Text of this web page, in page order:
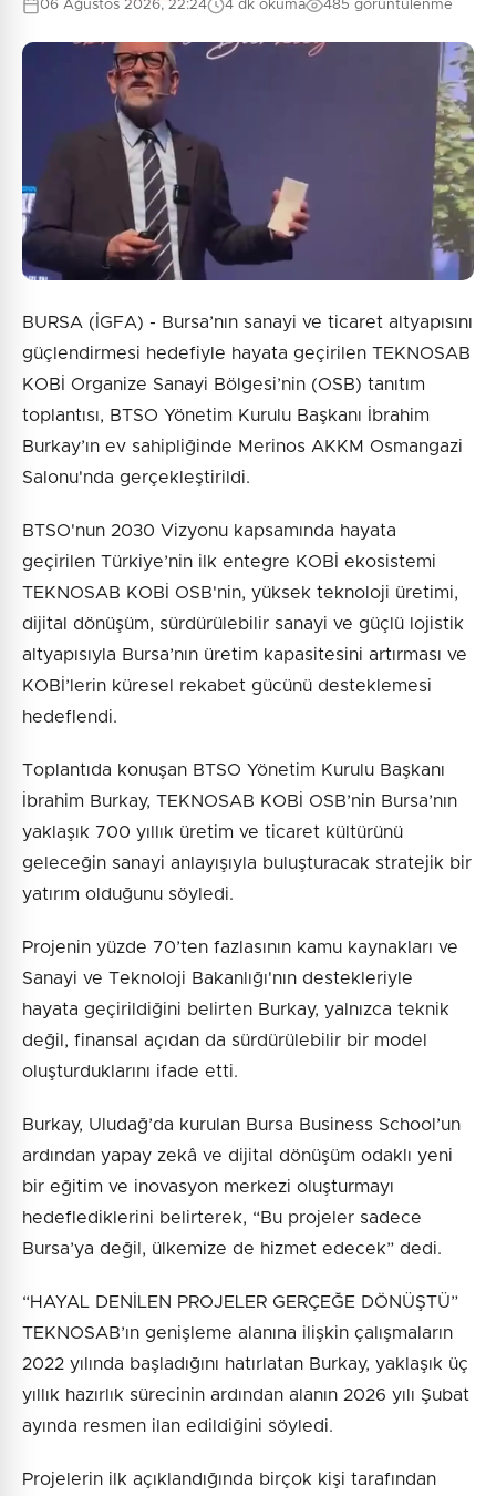
06 Ağustos 2026, 22:24 4 dk okuma 485 görüntülenme
BURSA (İGFA) - Bursa’nın sanayi ve ticaret altyapısını
güçlendirmesi hedefiyle hayata geçirilen TEKNOSAB
KOBİ Organize Sanayi Bölgesi’nin (OSB) tanıtım
toplantısı, BTSO Yönetim Kurulu Başkanı İbrahim
Burkay’ın ev sahipliğinde Merinos AKKM Osmangazi
Salonu'nda gerçekleştirildi.
BTSO'nun 2030 Vizyonu kapsamında hayata
geçirilen Türkiye’nin ilk entegre KOBİ ekosistemi
TEKNOSAB KOBİ OSB'nin, yüksek teknoloji üretimi,
dijital dönüşüm, sürdürülebilir sanayi ve güçlü lojistik
altyapısıyla Bursa’nın üretim kapasitesini artırması ve
KOBİ’lerin küresel rekabet gücünü desteklemesi
hedeflendi.
Toplantıda konuşan BTSO Yönetim Kurulu Başkanı
İbrahim Burkay, TEKNOSAB KOBİ OSB’nin Bursa’nın
yaklaşık 700 yıllık üretim ve ticaret kültürünü
geleceğin sanayi anlayışıyla buluşturacak stratejik bir
yatırım olduğunu söyledi.
Projenin yüzde 70’ten fazlasının kamu kaynakları ve
Sanayi ve Teknoloji Bakanlığı'nın destekleriyle
hayata geçirildiğini belirten Burkay, yalnızca teknik
değil, finansal açıdan da sürdürülebilir bir model
oluşturduklarını ifade etti.
Burkay, Uludağ’da kurulan Bursa Business School’un
ardından yapay zekâ ve dijital dönüşüm odaklı yeni
bir eğitim ve inovasyon merkezi oluşturmayı
hedeflediklerini belirterek, “Bu projeler sadece
Bursa’ya değil, ülkemize de hizmet edecek” dedi.
“HAYAL DENİLEN PROJELER GERÇEĞE DÖNÜŞTÜ”
TEKNOSAB’ın genişleme alanına ilişkin çalışmaların
2022 yılında başladığını hatırlatan Burkay, yaklaşık üç
yıllık hazırlık sürecinin ardından alanın 2026 yılı Şubat
ayında resmen ilan edildiğini söyledi.
Projelerin ilk açıklandığında birçok kişi tarafından